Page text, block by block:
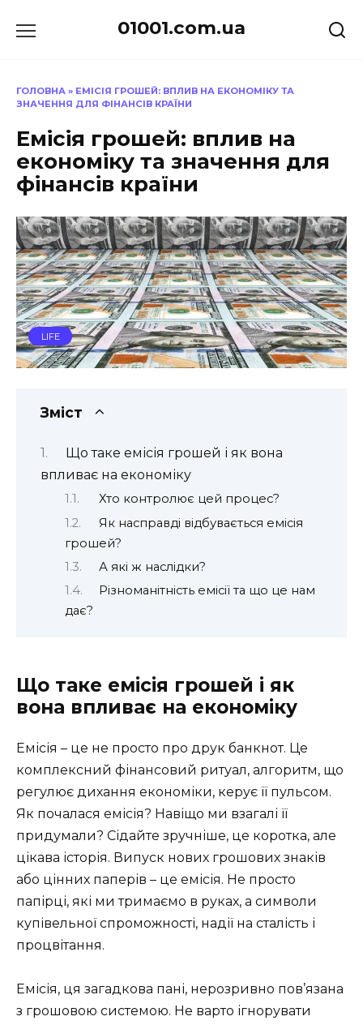
до
01001.com.ua
ГОЛОВНА » ЕМІСІЯ ГРОШЕЙ: ВПЛИВ НА ЕКОНОМІКУ ТА
ЗНАЧЕННЯ ДЛЯ ФІНАНСІВ КРАЇНИ
Емісія грошей: вплив на
економіку та значення для
фінансів країни
LIFE
Зміст
Що таке емісія грошей і як вона
впливає на економіку
Хто контролює цей процес?
Як насправді відбувається емісія
грошей?
А які ж наслідки?
Різноманітність емісії та що це нам
дає?
Що таке емісія грошей і як
вона впливає на економіку
Емісія – це не просто про друк банкнот. Це
комплексний фінансовий ритуал, алгоритм, що
регулює дихання економіки, керує її пульсом.
Як почалася емісія? Навіщо ми взагалі її
придумали? Сідайте зручніше, це коротка, але
цікава історія. Випуск нових грошових знаків
або цінних паперів – це емісія. Не просто
папірці, які ми тримаємо в руках, а символи
купівельної спроможності, надії на сталість і
процвітання.
Емісія, ця загадкова пані, нерозривно пов’язана
з грошовою системою. Не варто ігнорувати